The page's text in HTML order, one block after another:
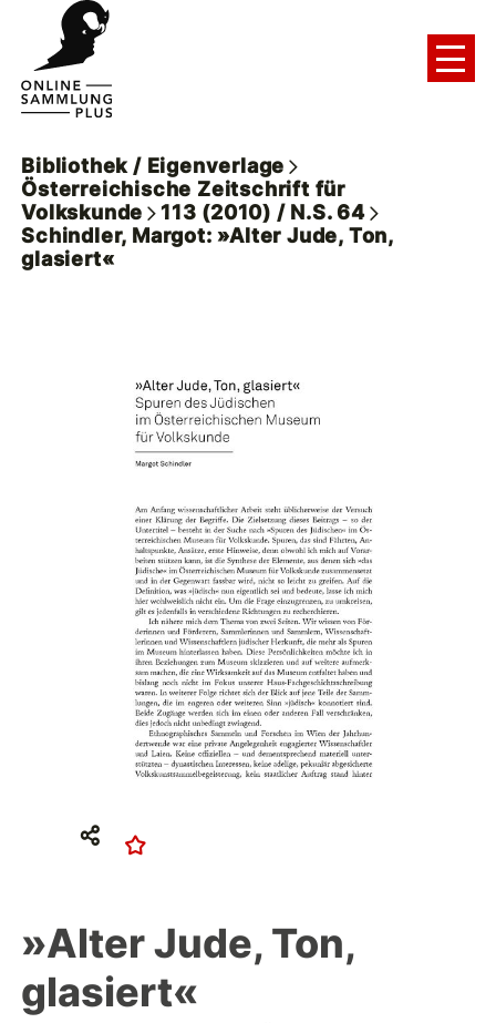
Bibliothek / Eigenverlage
Österreichische Zeitschrift für
Volkskunde
113 (2010) / N.S. 64
Schindler, Margot: »Alter Jude, Ton,
glasiert«
»Alter Jude, Ton,
glasiert«